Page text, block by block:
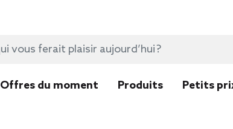
Offres du moment Produits Petits